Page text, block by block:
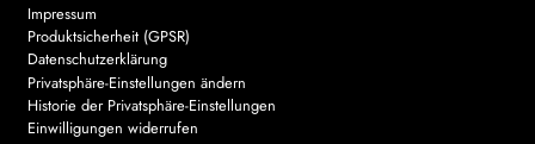
Impressum
Produktsicherheit (GPSR)
Datenschutzerklärung
Privatsphäre-Einstellungen ändern
Historie der Privatsphäre-Einstellungen
Einwilligungen widerrufen